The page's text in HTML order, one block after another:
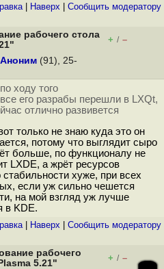
| Наверх Cообщить модератору
рабочего стола
+ / –
Аноним (91), 25-
ходу того
его разрабы перешли в LXQt,
отлично развивется
только не знаю куда это он
потому что выглядит сыро
больше, по функционалу не
LXDE, а жрёт ресурсов
хуже, при всех
если уж сильно чешется
на мой взгляд уж лучше
в KDE.
| Наверх Cообщить модератору
рабочего
5.21"
+ / –